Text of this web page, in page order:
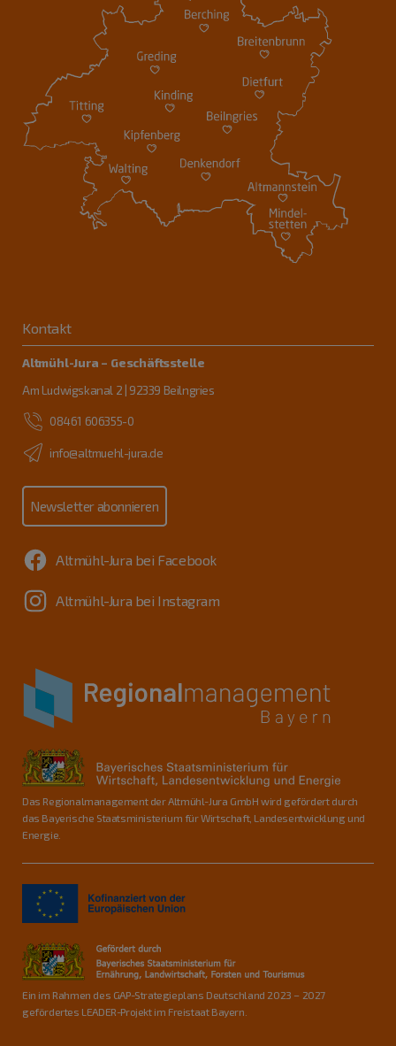
Kontakt
Altmühl-Jura – Geschäftsstelle
Am Ludwigskanal 2 | 92339 Beilngries
08461 606355-0
info@altmuehl-jura.de
Newsletter abonnieren
Altmühl-Jura bei Facebook
Altmühl-Jura bei Instagram
Das Regionalmanagement der Altmühl-Jura GmbH wird gefördert durch
das Bayerische Staatsministerium für Wirtschaft, Landesentwicklung und
Energie.
Ein im Rahmen des GAP-Strategieplans Deutschland 2023 – 2027
gefördertes LEADER-Projekt im Freistaat Bayern.